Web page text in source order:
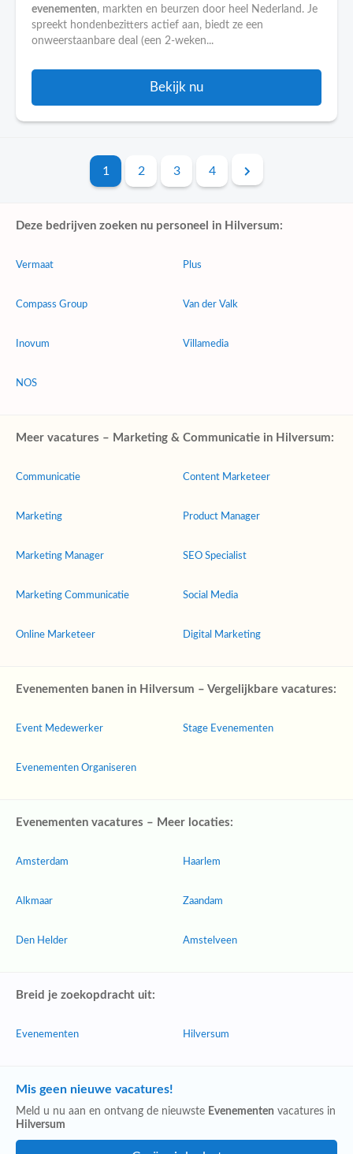
evenementen, markten en beurzen door heel Nederland. Je
spreekt hondenbezitters actief aan, biedt ze een
onweerstaanbare deal (een 2-weken...
Bekijk nu
1 2 3 4
Deze bedrijven zoeken nu personeel in Hilversum:
Vermaat
Compass Group
Inovum
NOS
Plus
Van der Valk
Villamedia
Meer vacatures – Marketing & Communicatie in Hilversum:
Communicatie
Marketing
Marketing Manager
Marketing Communicatie
Online Marketeer
Content Marketeer
Product Manager
SEO Specialist
Social Media
Digital Marketing
Evenementen banen in Hilversum – Vergelijkbare vacatures:
Event Medewerker
Evenementen Organiseren
Stage Evenementen
Evenementen vacatures – Meer locaties:
Amsterdam
Alkmaar
Den Helder
Haarlem
Zaandam
Amstelveen
Breid je zoekopdracht uit:
Evenementen Hilversum
Mis geen nieuwe vacatures!
Meld u nu aan en ontvang de nieuwste Evenementen vacatures in
Hilversum